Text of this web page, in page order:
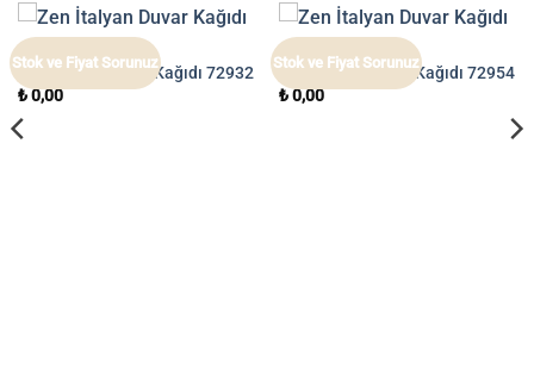
Stok ve Fiyat Sorunuz
Zen İtalyan Duvar Kağıdı 72932
₺0,00
Stok ve Fiyat Sorunuz
Zen İtalyan Duvar Kağıdı 72954
₺0,00